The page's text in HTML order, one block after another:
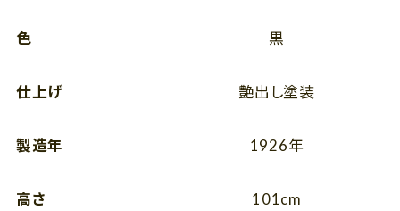
色 黒
仕上げ 艶出し塗装
製造年 1926年
高さ 101cm